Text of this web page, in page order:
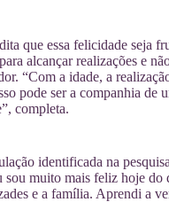
que essa felicidade seja
alcançar realizações e
“Com a idade, a
pode ser a companhia de
completa.
identificada na
sou muito mais feliz hoje do
e a família. Aprendi a